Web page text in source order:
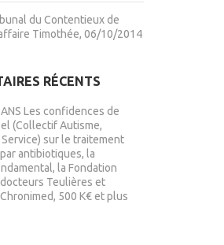
du Contentieux de
affaire Timothée, 06/10/2014
RÉCENTS
Les confidences de
(Collectif Autisme,
sur le traitement
antibiotiques, la
la Fondation
Teulières et
500 K€ et plus